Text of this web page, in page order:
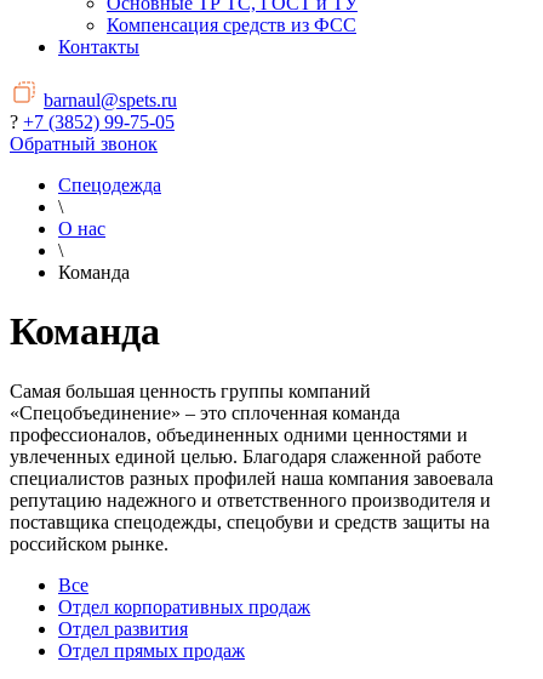
Компенсация средств из ФСС
Контакты
barnaul@spets.ru
? +7 (3852) 99-75-05
Обратный звонок
Спецодежда
\
О нас
\
Команда
Команда
Самая большая ценность группы компаний
«Спецобъединение» – это сплоченная команда
профессионалов, объединенных одними ценностями и
увлеченных единой целью. Благодаря слаженной работе
специалистов разных профилей наша компания завоевала
репутацию надежного и ответственного производителя и
поставщика спецодежды, спецобуви и средств защиты на
российском рынке.
Все
Отдел корпоративных продаж
Отдел развития
Отдел прямых продаж